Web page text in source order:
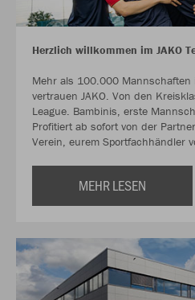
Herzlich willkommen im JAKO
Mehr als 100.000
vertrauen JAKO. Von den
League. Bambinis, erste
Profitiert ab sofort von der
Verein, eurem Sportfachhändler
MEHR LESEN